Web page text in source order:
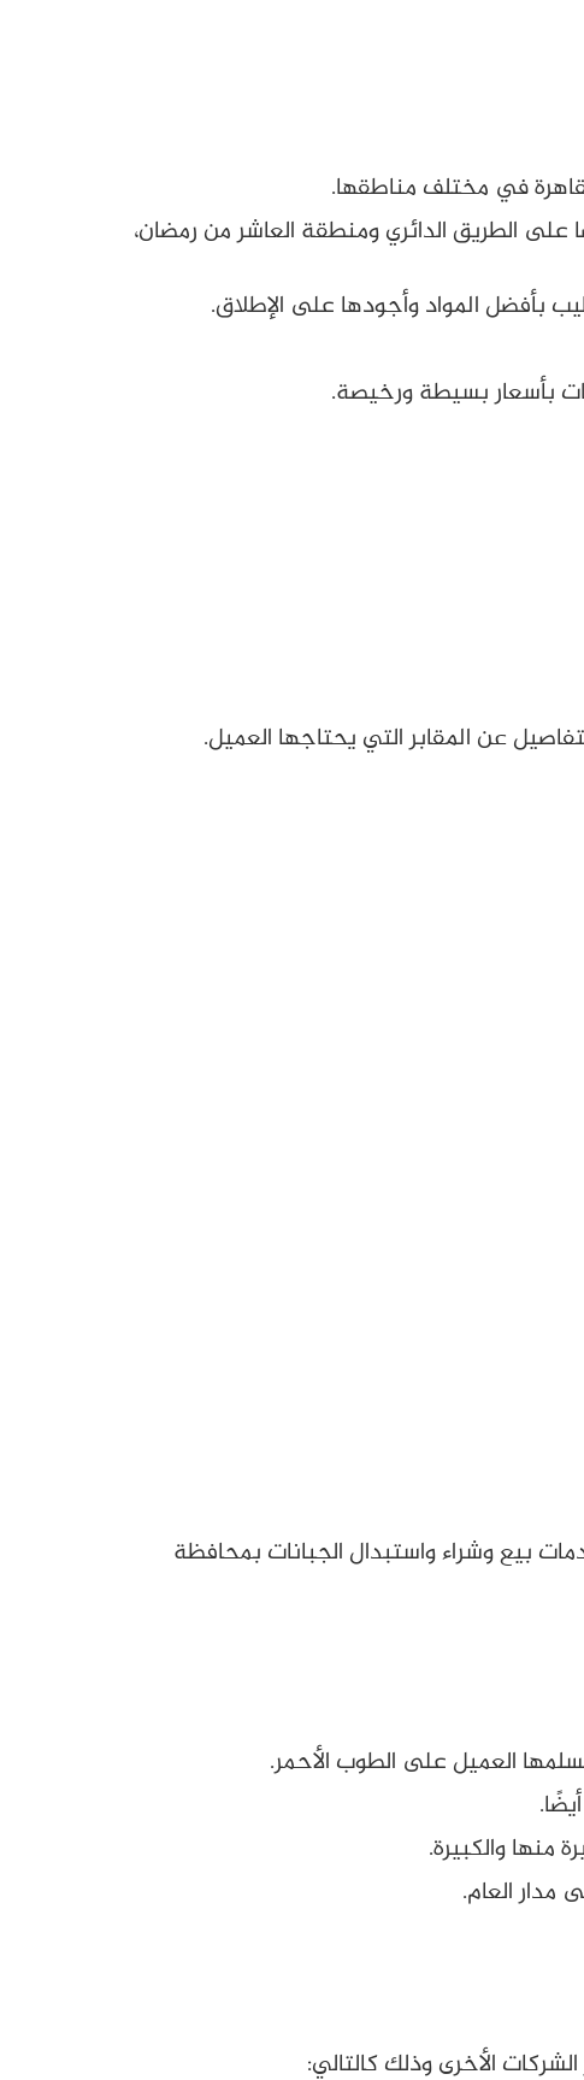
في مختلف مناطقها.
على الطريق الدائري ومنطقة العاشر من رمضان،
بأفضل المواد وأجودها على الإطلاق.
بأسعار بسيطة ورخيصة.
عن المقابر التي يحتاجها العميل.
بيع وشراء واستبدال الجبانات بمحافظة
العميل على الطوب الأحمر.
منها والكبيرة.
العام.